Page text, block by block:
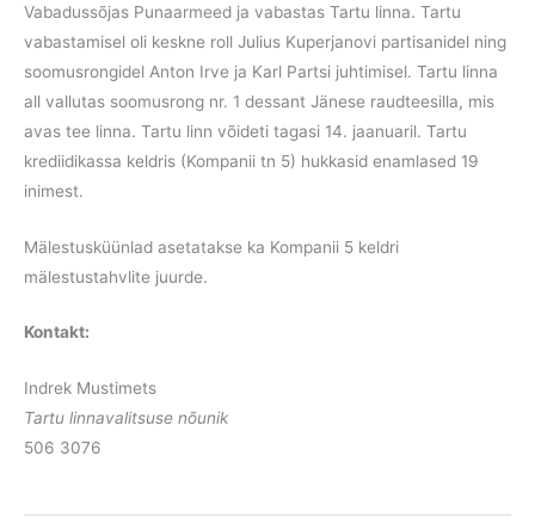
Vabadussõjas Punaarmeed ja vabastas Tartu linna. Tartu
vabastamisel oli keskne roll Julius Kuperjanovi partisanidel ning
soomusrongidel Anton Irve ja Karl Partsi juhtimisel. Tartu linna
all vallutas soomusrong nr. 1 dessant Jänese raudteesilla, mis
avas tee linna. Tartu linn võideti tagasi 14. jaanuaril. Tartu
krediidikassa keldris (Kompanii tn 5) hukkasid enamlased 19
inimest.
Mälestusküünlad asetatakse ka Kompanii 5 keldri
mälestustahvlite juurde.
Kontakt:
Indrek Mustimets
Tartu linnavalitsuse nõunik
506 3076